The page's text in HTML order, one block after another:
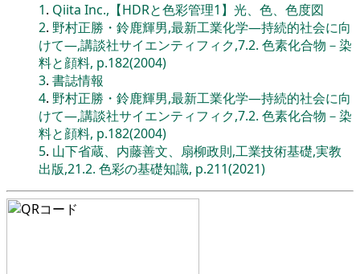
1. Qiita Inc.,【HDRと色彩管理1】光、色、色度図
2. 野村正勝・鈴鹿輝男,最新工業化学―持続的社会に向
けて―,講談社サイエンティフィク,7.2. 色素化合物－染
料と顔料, p.182(2004)
3. 書誌情報
4. 野村正勝・鈴鹿輝男,最新工業化学―持続的社会に向
けて―,講談社サイエンティフィク,7.2. 色素化合物－染
料と顔料, p.182(2004)
5. 山下省蔵、内藤善文、扇柳政則,工業技術基礎,実教
出版,21.2. 色彩の基礎知識, p.211(2021)